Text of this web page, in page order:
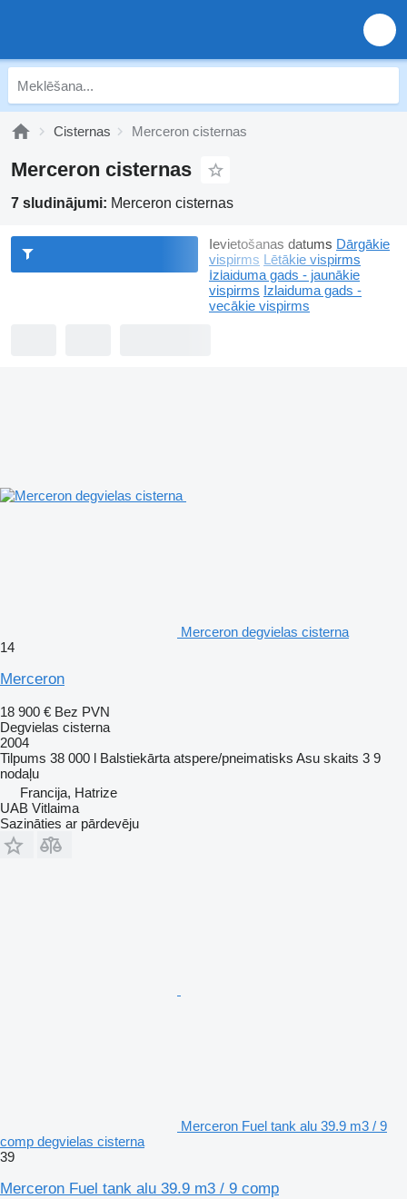
Cisternas Merceron cisternas
Merceron cisternas
7 sludinājumi: Merceron cisternas
Ievietošanas datums Dārgākie
vispirms Lētākie vispirms
Izlaiduma gads - jaunākie
vispirms Izlaiduma gads -
vecākie vispirms
Merceron degvielas cisterna
14
Merceron
18 900 € Bez PVN
Degvielas cisterna
2004
Tilpums 38 000 l Balstiekārta atspere/pneimatisks Asu skaits 3 9
nodaļu
Francija, Hatrize
UAB Vitlaima
Sazināties ar pārdevēju
Merceron Fuel tank alu 39.9 m3 / 9
comp degvielas cisterna
39
Merceron Fuel tank alu 39.9 m3 / 9 comp